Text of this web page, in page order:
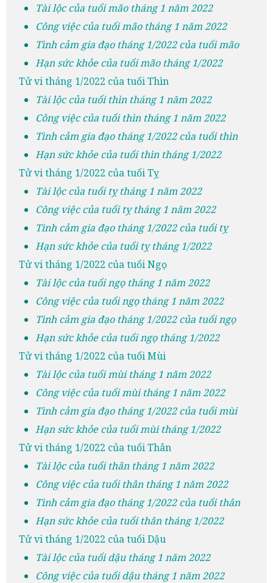
Tài lộc của tuổi mão tháng 1 năm 2022
Công việc của tuổi mão tháng 1 năm 2022
Tình cảm gia đạo tháng 1/2022 của tuổi mão
Hạn sức khỏe của tuổi mão tháng 1/2022
Tử vi tháng 1/2022 của tuổi Thìn
Tài lộc của tuổi thìn tháng 1 năm 2022
Công việc của tuổi thìn tháng 1 năm 2022
Tình cảm gia đạo tháng 1/2022 của tuổi thìn
Hạn sức khỏe của tuổi thìn tháng 1/2022
Tử vi tháng 1/2022 của tuổi Tỵ
Tài lộc của tuổi tỵ tháng 1 năm 2022
Công việc của tuổi tỵ tháng 1 năm 2022
Tình cảm gia đạo tháng 1/2022 của tuổi tỵ
Hạn sức khỏe của tuổi tỵ tháng 1/2022
Tử vi tháng 1/2022 của tuổi Ngọ
Tài lộc của tuổi ngọ tháng 1 năm 2022
Công việc của tuổi ngọ tháng 1 năm 2022
Tình cảm gia đạo tháng 1/2022 của tuổi ngọ
Hạn sức khỏe của tuổi ngọ tháng 1/2022
Tử vi tháng 1/2022 của tuổi Mùi
Tài lộc của tuổi mùi tháng 1 năm 2022
Công việc của tuổi mùi tháng 1 năm 2022
Tình cảm gia đạo tháng 1/2022 của tuổi mùi
Hạn sức khỏe của tuổi mùi tháng 1/2022
Tử vi tháng 1/2022 của tuổi Thân
Tài lộc của tuổi thân tháng 1 năm 2022
Công việc của tuổi thân tháng 1 năm 2022
Tình cảm gia đạo tháng 1/2022 của tuổi thân
Hạn sức khỏe của tuổi thân tháng 1/2022
Tử vi tháng 1/2022 của tuổi Dậu
Tài lộc của tuổi dậu tháng 1 năm 2022
Công việc của tuổi dậu tháng 1 năm 2022